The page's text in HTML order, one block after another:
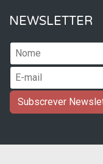
NEWSLETTER